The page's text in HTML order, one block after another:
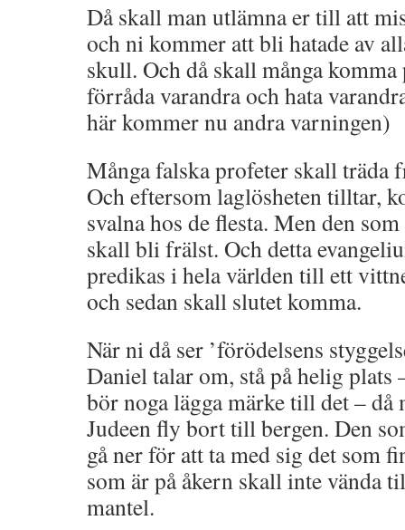
Då skall man utlämna er till att
och ni kommer att bli hatade av
skull. Och då skall många
förråda varandra och hata
här kommer nu andra varningen)
Många falska profeter skall träda
Och eftersom laglösheten tilltar,
svalna hos de flesta. Men den
skall bli frälst. Och detta
predikas i hela världen till ett
och sedan skall slutet komma.
När ni då ser ’förödelsens
Daniel talar om, stå på helig plats
bör noga lägga märke till det – då
Judeen fly bort till bergen. Den
gå ner för att ta med sig det som
som är på åkern skall inte vända
mantel.